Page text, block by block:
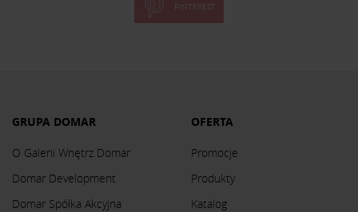
PINTEREST
GRUPA DOMAR
O Galerii Wnętrz Domar
Domar Development
Domar Spółka Akcyjna
OFERTA
Promocje
Produkty
Katalog